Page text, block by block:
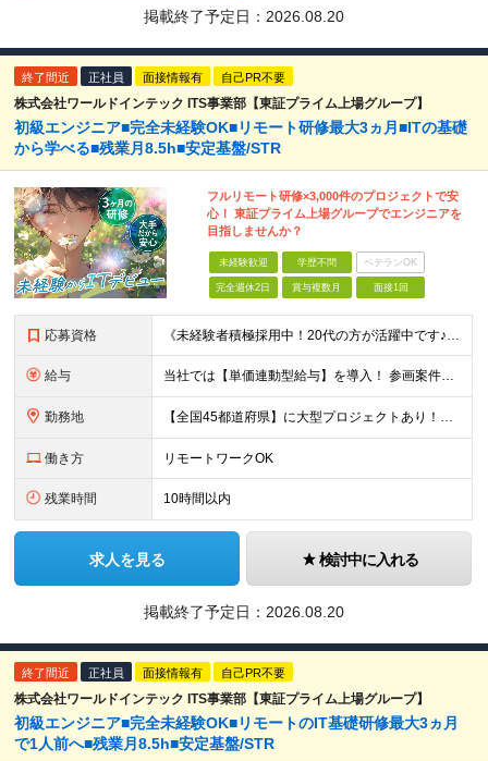
掲載終了予定日： 2026.08.20
終了間近 正社員 面接情報有 自己PR不要
株式会社ワールドインテック ITS事業部【東証プライム上場グループ】
初級エンジニア■完全未経験OK■リモート研修最大3ヵ月■ITの基礎
から学べる■残業月8.5h■安定基盤/STR
フルリモート研修×3,000件のプロジェクトで安
心！ 東証プライム上場グループでエンジニアを
目指しませんか？
未経験歓迎 学歴不問 ベテランOK
完全週休2日 賞与複数月 面接1回
応募資格 《未経験者積極採用中！20代の方が活躍中です♪》 ◎約4割が実務未経験入社！ ■学歴・職歴は一切問いません！ ■第二新卒の方もお気軽にご相談ください♪ ■入社してから数年は、転勤の可能性があります
給与 当社では【単価連動型給与】を導入！ 参画案件の契約単価に連動して給与が決定。 還元率は単価の【70％～80％】と東証プライム上場グループとして高水準です！（社会保険料・教育コスト含む） ■関東：月給
勤務地 【全国45都道府県】に大型プロジェクトあり！※ 四国・沖縄を除く 主要勤務地： 北海道/宮城県/栃木県/埼玉県/千葉県/東京都/神奈川県/愛知県/大阪府/京都府/兵庫県/広島県/福岡県/熊本県 ※勤
働き方 リモートワークOK
残業時間 10時間以内
求人を見る 検討中に入れる
掲載終了予定日： 2026.08.20
終了間近 正社員 面接情報有 自己PR不要
株式会社ワールドインテック ITS事業部【東証プライム上場グループ】
初級エンジニア■完全未経験OK■リモートのIT基礎研修最大3ヵ月
で1人前へ■残業月8.5h■安定基盤/STR